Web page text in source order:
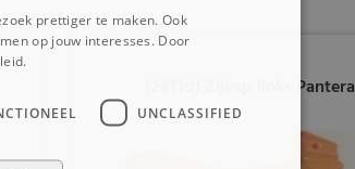
(24T1d) Zijkap links Pantera
prettiger te maken. Ook
op jouw interesses. Door
UNCLASSIFIED